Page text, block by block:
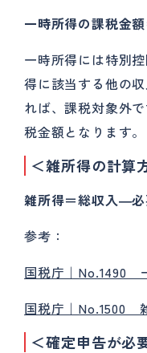
一時所得の課税金
一時所得には特別
得に該当する他の
れば、課税対象外
税金額となります。
＜雑所得の計算
雑所得＝総収入―
参考：
国税庁｜No.1490
国税庁｜No.1500
＜確定申告が必